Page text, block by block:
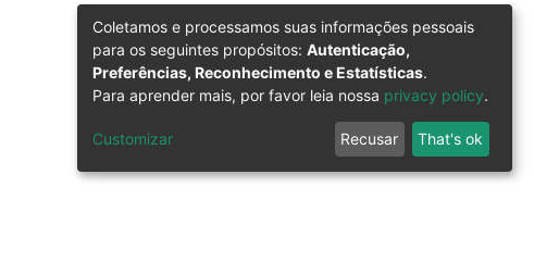
Coletamos e processamos suas informações pessoais
para os seguintes propósitos: Autenticação,
Preferências, Reconhecimento e Estatísticas.
Para aprender mais, por favor leia nossa privacy policy.
Customizar Recusar That's ok